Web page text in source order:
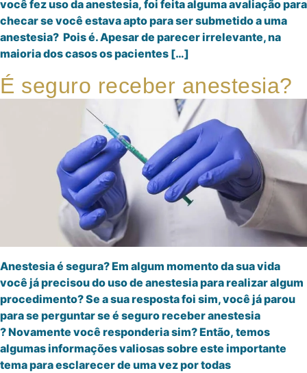
você fez uso da anestesia, foi feita alguma avaliação para
checar se você estava apto para ser submetido a uma
anestesia? Pois é. Apesar de parecer irrelevante, na
maioria dos casos os pacientes […]
É seguro receber anestesia?
Anestesia é segura? Em algum momento da sua vida
você já precisou do uso de anestesia para realizar algum
procedimento? Se a sua resposta foi sim, você já parou
para se perguntar se é seguro receber anestesia
? Novamente você responderia sim? Então, temos
algumas informações valiosas sobre este importante
tema para esclarecer de uma vez por todas